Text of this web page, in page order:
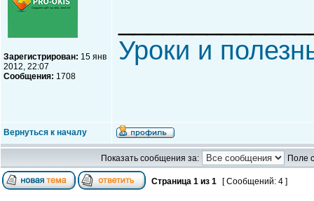
Зарегистрирован: 15 янв
2012, 22:07
Сообщения: 1708
Уроки и
Вернуться к началу
Показать сообщения за: Поле
Страница 1 из 1 [ Сообщений: 4 ]